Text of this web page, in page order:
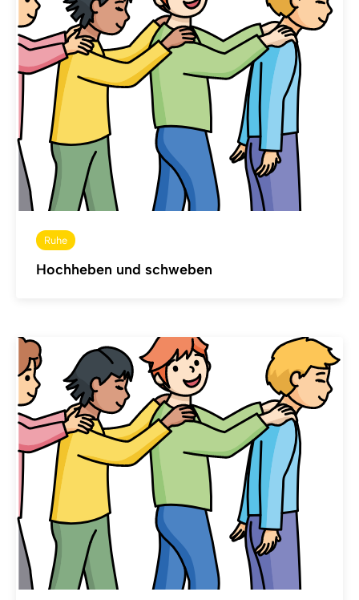
Ruhe
Hochheben und schweben